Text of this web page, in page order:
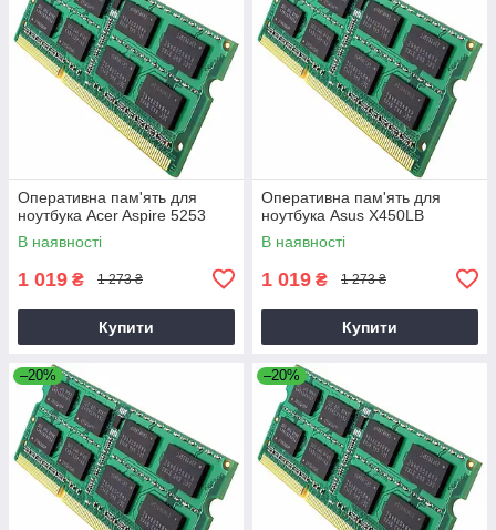
Оперативна пам'ять для
ноутбука Acer Aspire 5253
В наявності
1 019 ₴ 1 273 ₴
Купити
Оперативна пам'ять для
ноутбука Asus X450LB
В наявності
1 019 ₴ 1 273 ₴
Купити
–20% –20%